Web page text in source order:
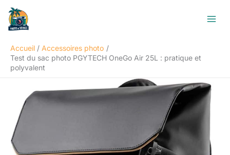
Aller
contenu
Accueil
Accessoires photo
Test du sac photo PGYTECH OneGo Air 25L : pratique et
polyvalent
R
e
h
r